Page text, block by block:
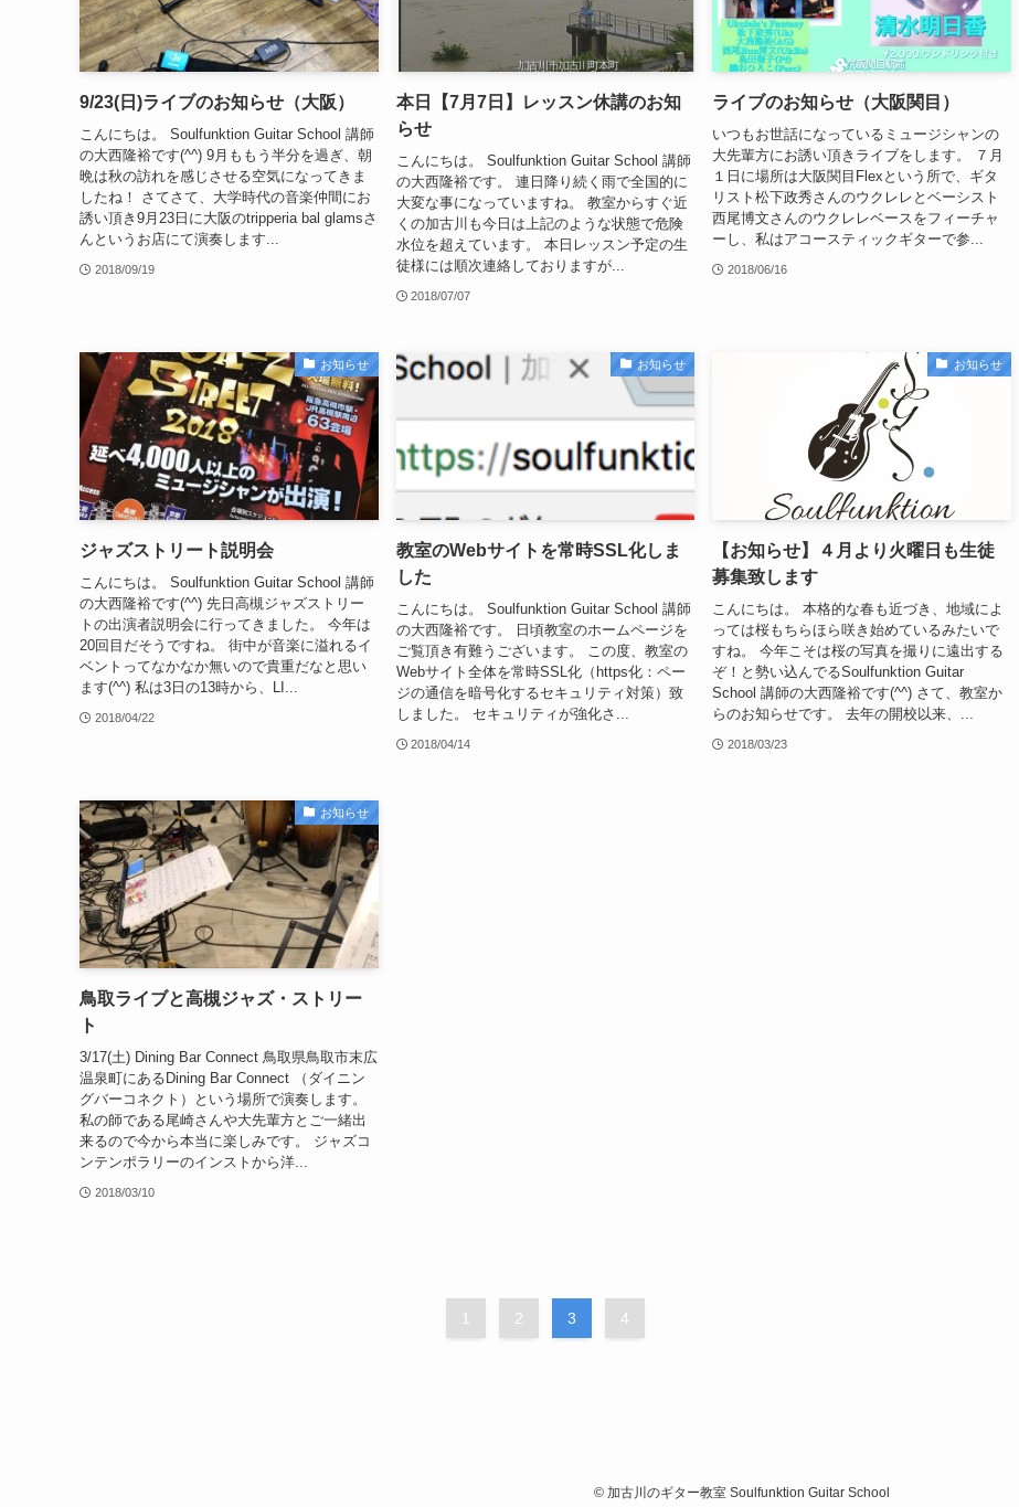
9/23(日)ライブのお知らせ（大阪）
こんにちは。 Soulfunktion Guitar School 講師
の大西隆裕です(^^) 9月ももう半分を過ぎ、朝
晩は秋の訪れを感じさせる空気になってきま
したね！ さてさて、大学時代の音楽仲間にお
誘い頂き9月23日に大阪のtripperia bal glamsさ
んというお店にて演奏します...
2018/09/19
本日【7月7日】レッスン休講のお知
らせ
こんにちは。 Soulfunktion Guitar School 講師
の大西隆裕です。 連日降り続く雨で全国的に
大変な事になっていますね。 教室からすぐ近
くの加古川も今日は上記のような状態で危険
水位を超えています。 本日レッスン予定の生
徒様には順次連絡しておりますが...
2018/07/07
ライブのお知らせ（大阪関目）
いつもお世話になっているミュージシャンの
大先輩方にお誘い頂きライブをします。 ７月
１日に場所は大阪関目Flexという所で、ギタ
リスト松下政秀さんのウクレレとベーシスト
西尾博文さんのウクレレベースをフィーチャ
ーし、私はアコースティックギターで参...
2018/06/16
お知らせ
ジャズストリート説明会
こんにちは。 Soulfunktion Guitar School 講師
の大西隆裕です(^^) 先日高槻ジャズストリー
トの出演者説明会に行ってきました。 今年は
20回目だそうですね。 街中が音楽に溢れるイ
ベントってなかなか無いので貴重だなと思い
ます(^^) 私は3日の13時から、LI...
2018/04/22
お知らせ
教室のWebサイトを常時SSL化しま
した
こんにちは。 Soulfunktion Guitar School 講師
の大西隆裕です。 日頃教室のホームページを
ご覧頂き有難うございます。 この度、教室の
Webサイト全体を常時SSL化（https化：ペー
ジの通信を暗号化するセキュリティ対策）致
しました。 セキュリティが強化さ...
2018/04/14
お知らせ
【お知らせ】４月より火曜日も生徒
募集致します
こんにちは。 本格的な春も近づき、地域によ
っては桜もちらほら咲き始めているみたいで
すね。 今年こそは桜の写真を撮りに遠出する
ぞ！と勢い込んでるSoulfunktion Guitar
School 講師の大西隆裕です(^^) さて、教室か
らのお知らせです。 去年の開校以来、...
2018/03/23
お知らせ
鳥取ライブと高槻ジャズ・ストリー
ト
3/17(土) Dining Bar Connect 鳥取県鳥取市末広
温泉町にあるDining Bar Connect （ダイニン
グバーコネクト）という場所で演奏します。
私の師である尾崎さんや大先輩方とご一緒出
来るので今から本当に楽しみです。 ジャズコ
ンテンポラリーのインストから洋...
2018/03/10
1 2 3 4
© 加古川のギター教室 Soulfunktion Guitar School